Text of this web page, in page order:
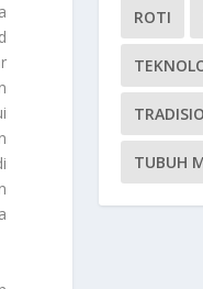
ROTI
TUBUH